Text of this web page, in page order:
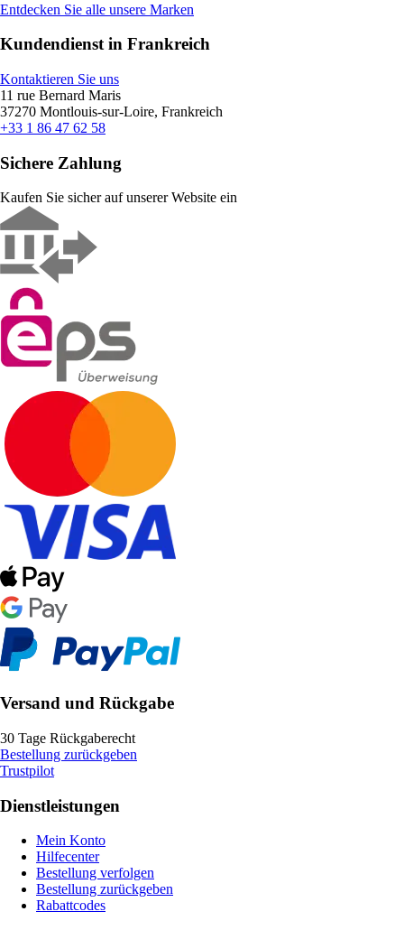
Entdecken Sie alle unsere Marken
Kundendienst in Frankreich
Kontaktieren Sie uns
11 rue Bernard Maris
37270 Montlouis-sur-Loire, Frankreich
+33 1 86 47 62 58
Sichere Zahlung
Kaufen Sie sicher auf unserer Website ein
Versand und Rückgabe
30 Tage Rückgaberecht
Bestellung zurückgeben
Trustpilot
Dienstleistungen
Mein Konto
Hilfecenter
Bestellung verfolgen
Bestellung zurückgeben
Rabattcodes